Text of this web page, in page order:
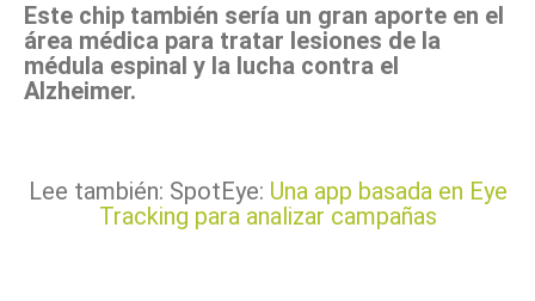
Este chip también sería un gran aporte en el
área médica para tratar lesiones de la
médula espinal y la lucha contra el
Alzheimer.
Lee también: SpotEye: Una app basada en Eye
Tracking para analizar campañas